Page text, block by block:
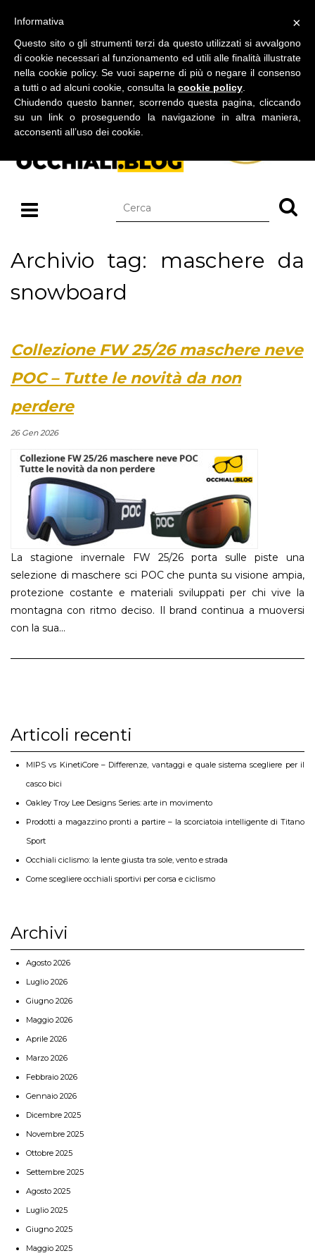
BLOG SU OCCHIALI DA SOLE E OCCHIALI DA VISTA
Archivio tag: maschere da
snowboard
Collezione FW 25/26 maschere neve
POC – Tutte le novità da non
perdere
26 Gen 2026
La stagione invernale FW 25/26 porta sulle piste una
selezione di maschere sci POC che punta su visione ampia,
protezione costante e materiali sviluppati per chi vive la
montagna con ritmo deciso. Il brand continua a muoversi
con la sua...
Articoli recenti
MIPS vs KinetiCore – Differenze, vantaggi e quale sistema scegliere per il
casco bici
Oakley Troy Lee Designs Series: arte in movimento
Prodotti a magazzino pronti a partire – la scorciatoia intelligente di Titano
Sport
Occhiali ciclismo: la lente giusta tra sole, vento e strada
Come scegliere occhiali sportivi per corsa e ciclismo
Archivi
Agosto 2026
Luglio 2026
Giugno 2026
Maggio 2026
Aprile 2026
Marzo 2026
Febbraio 2026
Gennaio 2026
Dicembre 2025
Novembre 2025
Ottobre 2025
Settembre 2025
Agosto 2025
Luglio 2025
Giugno 2025
Maggio 2025
×
Informativa
Questo sito o gli strumenti terzi da questo utilizzati si avvalgono
di cookie necessari al funzionamento ed utili alle finalità illustrate
nella cookie policy. Se vuoi saperne di più o negare il consenso
a tutti o ad alcuni cookie, consulta la cookie policy
Chiudendo questo banner, scorrendo questa pagina, cliccando
su un link o proseguendo la navigazione in altra maniera,
acconsenti all’uso dei cookie.